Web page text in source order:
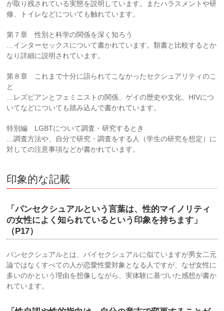
が取り残されている実態を説明しています。またハラスメントや研
修、トイレなどについても触れています。
第７章 性別と科学の関係を深く知ろう
…インターセックスについて書かれています。類書と比較するとか
なり詳細に説明されています。
第８章 これまで十分に語られてこなかったセクシュアリティのこ
と
…レズビアンとフェミニストの関係、ゲイの歴史や文化、HIVにつ
いてなどについても踏み込んで書かれています。
特別編 LGBTについて調査・研究するとき
…調査方法や、自分で研究・調査をする人（学生の研究を想定）に
対しての注意事項などが書かれています。
印象的な記載
「パンセクシュアルという言葉は、性的マイノリティ
の女性によく知られているという印象を持ちます」
（P17）
パンセクシュアルとは、バイセクシュアルに似ていますが男女二元
論ではなくすべての人が恋愛性愛対象となる人ですが、なぜ女性に
多いのかという理由を想像しながら、実体験に基づいた感想が書か
れています。